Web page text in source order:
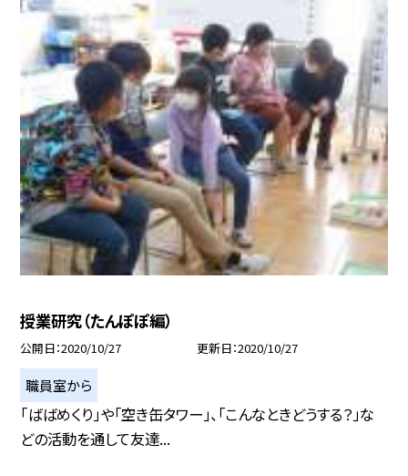
授業研究（たんぽぽ編）
公開日 2020/10/27 更新日 2020/10/27
職員室から
「ばばめくり」や「空き缶タワー」、「こんなときどうする？」な
どの活動を通して友達...